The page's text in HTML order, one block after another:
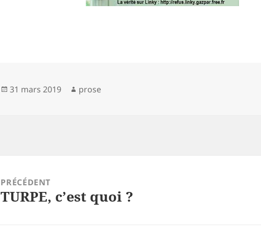
Publié
31 mars 2019 Auteur
prose
PRÉCÉDENT
Article
TURPE, c’est quoi ?